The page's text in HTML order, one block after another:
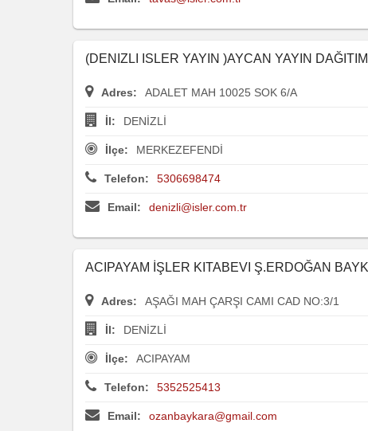
(DENIZLI ISLER YAYIN )AYCAN YAYIN
Adres: ADALET MAH 10025 SOK 6/A
İl: DENİZLİ
İlçe: MERKEZEFENDİ
Telefon: 5306698474
Email: denizli@isler.com.tr
ACIPAYAM İŞLER KITABEVI Ş.ERDOĞAN
Adres: AŞAĞI MAH ÇARŞI CAMI CAD NO:3/1
İl: DENİZLİ
İlçe: ACIPAYAM
Telefon: 5352525413
Email: ozanbaykara@gmail.com